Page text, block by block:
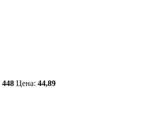
448 Цена: 44,89